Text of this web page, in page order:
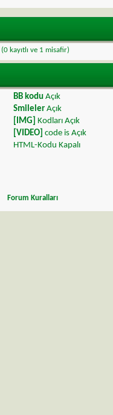
(0 kayıtlı ve 1 misafir)
BB kodu Açık
Smileler Açık
[IMG]
Kodları Açık
[VIDEO] code is Açık
HTML-Kodu Kapalı
Forum Kuralları